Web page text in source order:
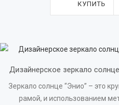
КУПИТЬ
Дизайнерское зеркало
Зеркало солнце “Энио” – это
рамой, и использованием